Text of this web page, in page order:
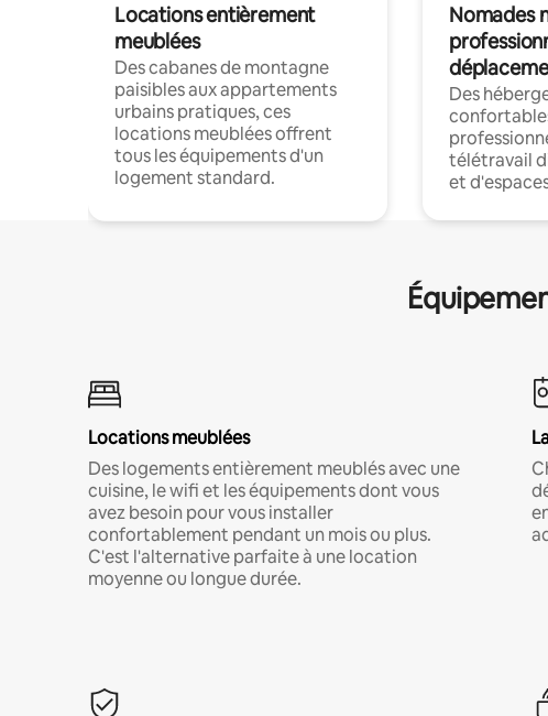
Locations entièrement
meublées
Des cabanes de montagne
paisibles aux appartements
urbains pratiques, ces
locations meublées offrent
tous les équipements d'un
logement standard.
Nomades
Des
télétravail
et
Locations meublées
Des logements entièrement meublés avec une
cuisine, le wifi et les équipements dont vous
avez besoin pour vous installer
confortablement pendant un mois ou plus.
C'est l'alternative parfaite à une location
moyenne ou longue durée.